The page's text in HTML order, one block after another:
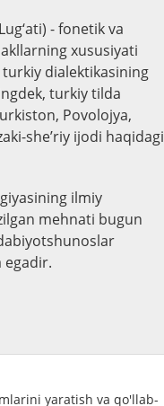
- fonetik va
xususiyati
dialektikasining
turkiy tilda
Povolojya,
she’riy ijodi haqidagi
ilmiy
mehnati bugun
egadir.
yaratish va qo'llab-